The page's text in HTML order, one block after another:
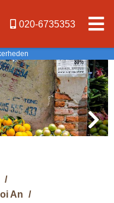
020-6735353
/
An /